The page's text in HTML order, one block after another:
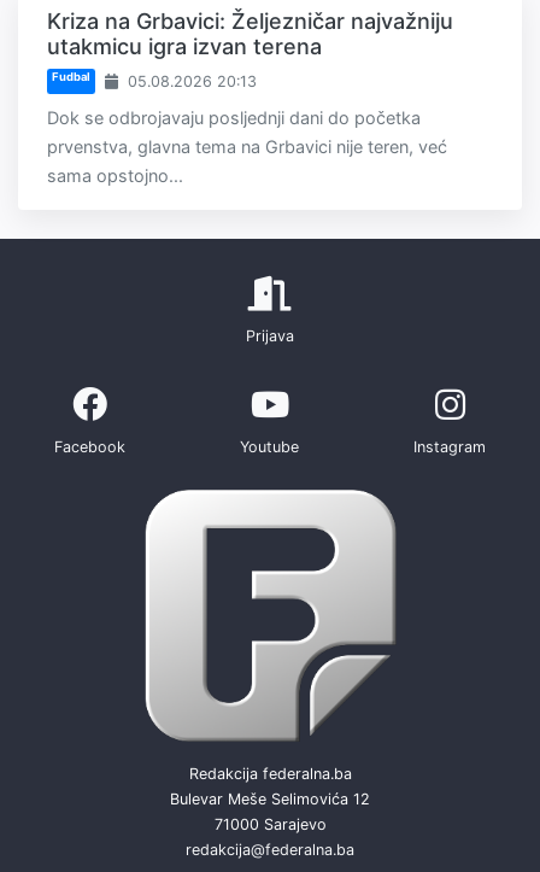
Kriza na Grbavici: Željezničar najvažniju
utakmicu igra izvan terena
Fudbal 05.08.2026 20:13
Dok se odbrojavaju posljednji dani do početka
prvenstva, glavna tema na Grbavici nije teren, već
sama opstojno...
Prijava
Facebook Youtube Instagram
Redakcija federalna.ba
Bulevar Meše Selimovića 12
71000 Sarajevo
redakcija@federalna.ba